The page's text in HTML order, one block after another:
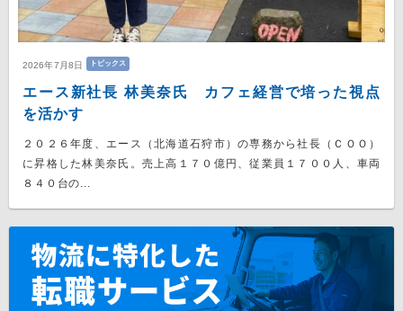
2026年7月8日 トピックス
エース新社長 林美奈氏 カフェ経営で培った視点
を活かす
２０２６年度、エース（北海道石狩市）の専務から社長（ＣＯＯ）
に昇格した林美奈氏。売上高１７０億円、従業員１７００人、車両
８４０台の...